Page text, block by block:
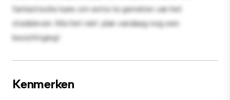
fantastische kans om extra te genieten van het
stadsleven. Mis het niet: plan vandaag nog een
bezichtiging!
Kenmerken